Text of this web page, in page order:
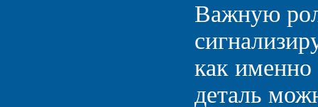
Важную
как именно
деталь